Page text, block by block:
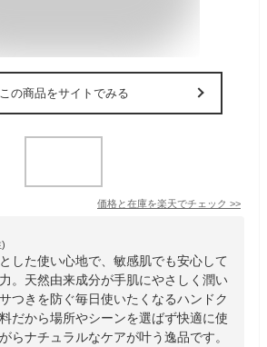
この商品をサイトでみる
価格と在庫を楽天でチェック >>
した使い心地で、敏感肌でも安心して
。天然由来成分が手肌にやさしく潤い
つきを防ぐ毎日使いたくなるハンドク
だから場所やシーンを選ばず快適に使
らナチュラルなケアが叶う逸品です。